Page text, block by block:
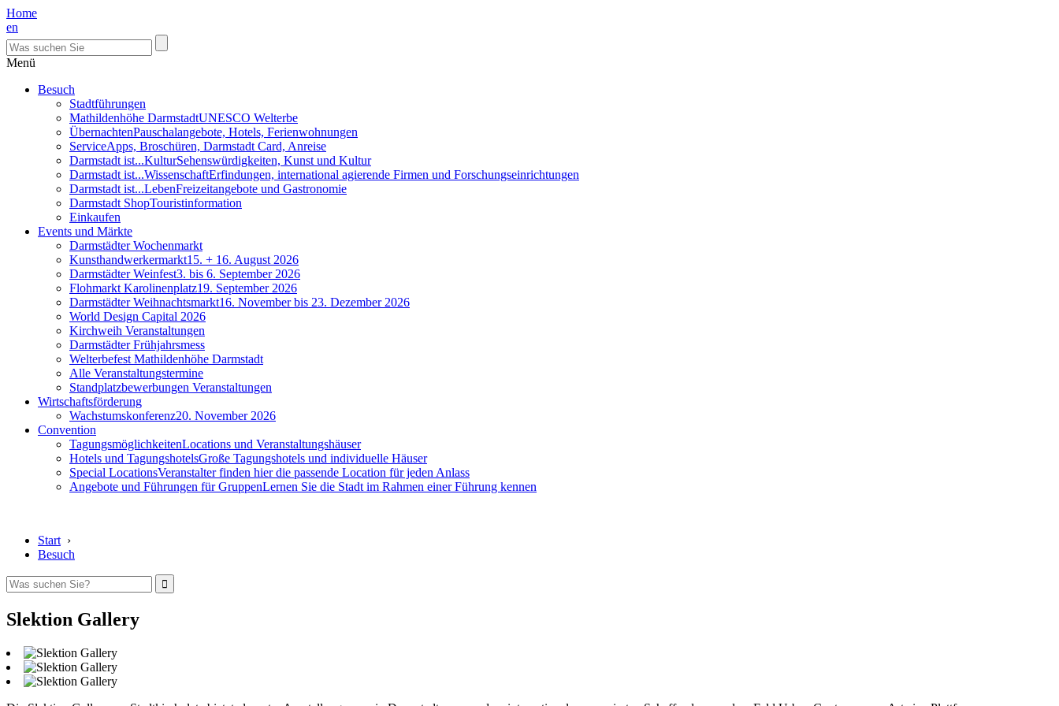
Home
en
Menü
Besuch
Stadtführungen
Mathildenhöhe DarmstadtUNESCO Welterbe
ÜbernachtenPauschalangebote, Hotels, Ferienwohnungen
ServiceApps, Broschüren, Darmstadt Card, Anreise
Darmstadt ist...KulturSehenswürdigkeiten, Kunst und Kultur
Darmstadt ist...WissenschaftErfindungen, international agierende Firmen und Forschungseinrichtungen
Darmstadt ist...LebenFreizeitangebote und Gastronomie
Darmstadt ShopTouristinformation
Einkaufen
Events und Märkte
Darmstädter Wochenmarkt
Kunsthandwerkermarkt15. + 16. August 2026
Darmstädter Weinfest3. bis 6. September 2026
Flohmarkt Karolinenplatz19. September 2026
Darmstädter Weihnachtsmarkt16. November bis 23. Dezember 2026
World Design Capital 2026
Kirchweih Veranstaltungen
Darmstädter Frühjahrsmess
Welterbefest Mathildenhöhe Darmstadt
Alle Veranstaltungstermine
Standplatzbewerbungen Veranstaltungen
Wirtschaftsförderung
Wachstumskonferenz20. November 2026
Convention
TagungsmöglichkeitenLocations und Veranstaltungshäuser
Hotels und TagungshotelsGroße Tagungshotels und individuelle Häuser
Special LocationsVeranstalter finden hier die passende Location für jeden Anlass
Angebote und Führungen für GruppenLernen Sie die Stadt im Rahmen einer Führung kennen
Start ›
Besuch
Slektion Gallery